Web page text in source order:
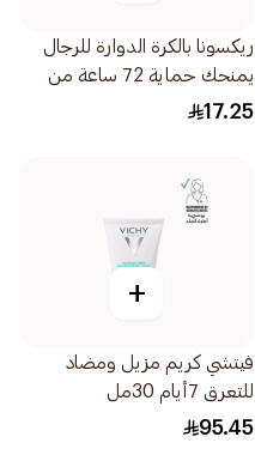
ريكسونا بالكرة الدوارة للرجال
يمنحك حماية 72 ساعة من
رائحة العرق والبلل50مل
17.25
+
فيتشي كريم مزيل ومضاد
للتعرق 7أيام 30مل
95.45